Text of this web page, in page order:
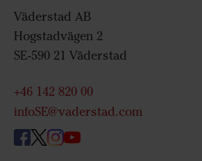
Väderstad AB
Hogstadvägen 2
SE-590 21 Väderstad
+46 142 820 00
infoSE@vaderstad.com